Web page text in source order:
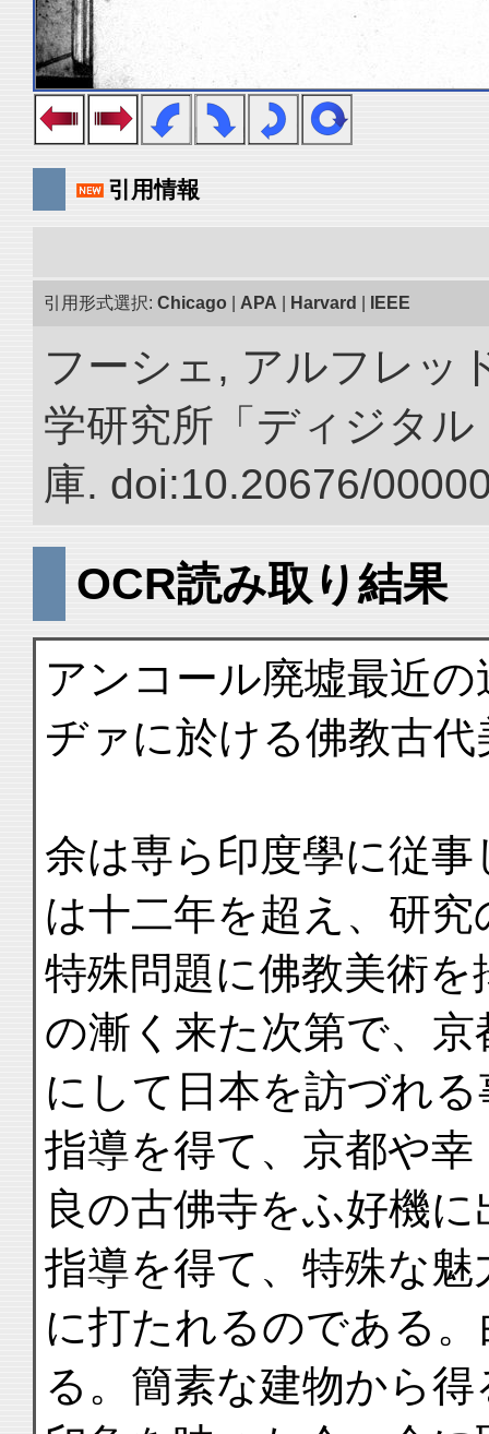
引用情報
引用形式選択: Chicago APA Harvard IEEE
フーシェ, アルフレッ
学研究所「ディジタ
庫. doi:10.20676/
OCR読み取り結果
アンコール廃墟最近
ヂァに於ける佛教古代
余は専ら印度學に従
は十二年を超え、研究
特殊問題に佛教美術
の漸く来た次第で、京
にして日本を訪づれ
指導を得て、京都や幸
良の古佛寺をふ好機
指導を得て、特殊な魅
に打たれるのである
る。簡素な建物から得